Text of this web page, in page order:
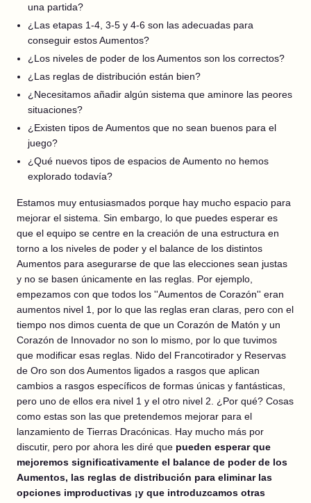
una partida?
¿Las etapas 1-4, 3-5 y 4-6 son las adecuadas para
conseguir estos Aumentos?
¿Los niveles de poder de los Aumentos son los correctos?
¿Las reglas de distribución están bien?
¿Necesitamos añadir algún sistema que aminore las peores
situaciones?
¿Existen tipos de Aumentos que no sean buenos para el
juego?
¿Qué nuevos tipos de espacios de Aumento no hemos
explorado todavía?
Estamos muy entusiasmados porque hay mucho espacio para
mejorar el sistema. Sin embargo, lo que puedes esperar es
que el equipo se centre en la creación de una estructura en
torno a los niveles de poder y el balance de los distintos
Aumentos para asegurarse de que las elecciones sean justas
y no se basen únicamente en las reglas. Por ejemplo,
empezamos con que todos los ''Aumentos de Corazón'' eran
aumentos nivel 1, por lo que las reglas eran claras, pero con el
tiempo nos dimos cuenta de que un Corazón de Matón y un
Corazón de Innovador no son lo mismo, por lo que tuvimos
que modificar esas reglas. Nido del Francotirador y Reservas
de Oro son dos Aumentos ligados a rasgos que aplican
cambios a rasgos específicos de formas únicas y fantásticas,
pero uno de ellos era nivel 1 y el otro nivel 2. ¿Por qué? Cosas
como estas son las que pretendemos mejorar para el
lanzamiento de Tierras Dracónicas. Hay mucho más por
discutir, pero por ahora les diré que pueden esperar que
mejoremos significativamente el balance de poder de los
Aumentos, las reglas de distribución para eliminar las
opciones improductivas ¡y que introduzcamos otras